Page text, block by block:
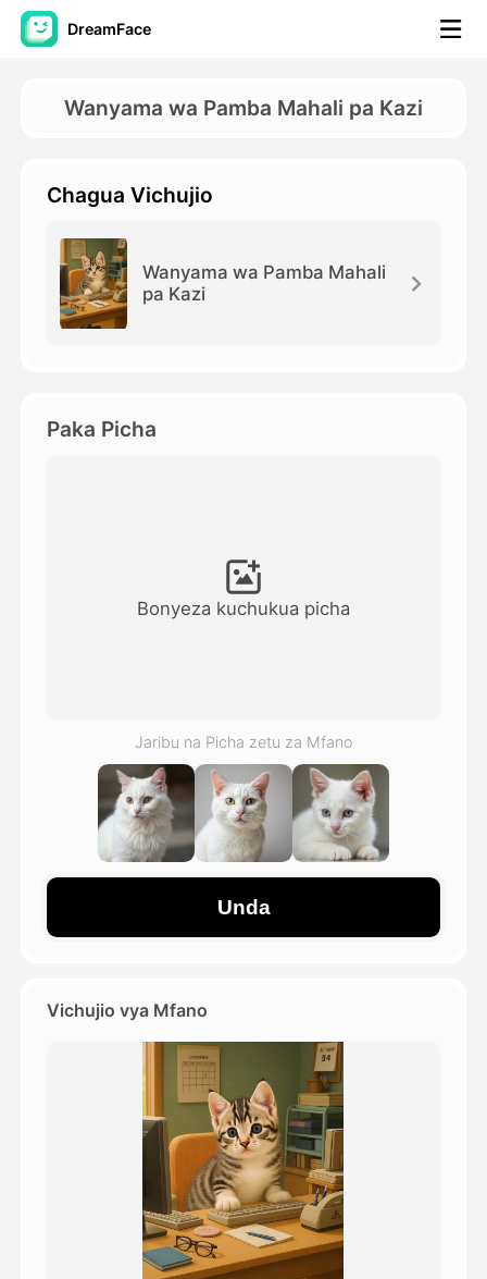
DreamFace
Zana za AI
Video ya AI
Picha
Vifaa Vingine
Angalia mifano yote
Blogi
Wanyama wa Pamba Mahali pa Kazi
Chagua Vichujio
Wanyama wa Pamba Mahali
pa Kazi
Paka Picha
Bonyeza kuchukua picha
Jaribu na Picha zetu za Mfano
Unda
Vichujio vya Mfano